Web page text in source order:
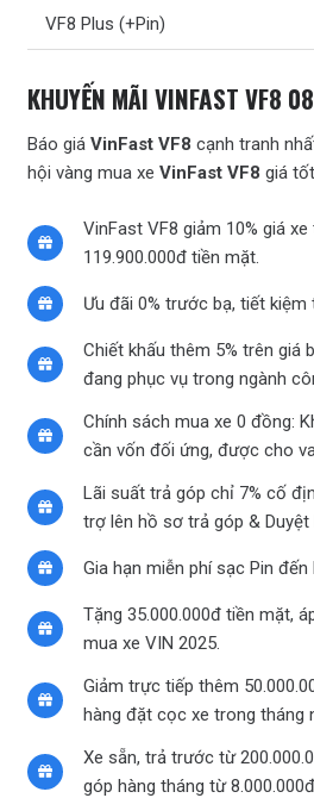
VF8 Plus (+Pin)
KHUYẾN MÃI VINFAST VF8
Báo giá VinFast VF8 cạnh tranh
hội vàng mua xe VinFast VF8 giá
VinFast VF8 giảm 10% giá
119.900.000đ tiền mặt.
Ưu đãi 0% trước bạ, tiết kiệm
Chiết khấu thêm 5% trên giá
đang phục vụ trong ngành
Chính sách mua xe 0 đồng:
cần vốn đối ứng, được cho
Lãi suất trả góp chỉ 7% cố
trợ lên hồ sơ trả góp &
Gia hạn miễn phí sạc Pin
Tặng 35.000.000đ tiền mặt,
mua xe VIN 2025.
Giảm trực tiếp thêm
hàng đặt cọc xe trong tháng
Xe sẵn, trả trước từ
góp hàng tháng từ